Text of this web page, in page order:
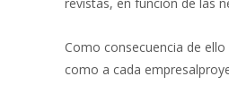
Como consecuencia de
como a cada